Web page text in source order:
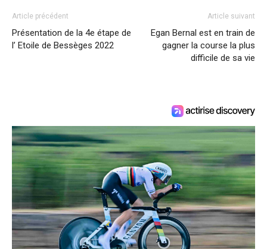
Article précédent
Présentation de la 4e étape de
l’ Etoile de Bessèges 2022
Article suivant
Egan Bernal est en train de
gagner la course la plus
difficile de sa vie